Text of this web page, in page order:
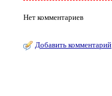
Нет комментариев
Добавить комментарий